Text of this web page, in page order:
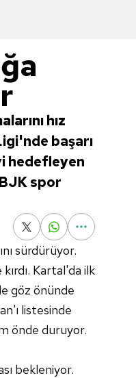
hız
başarı
hedefleyen
spor
sürdürüyor.
Kartal'da ilk
göz önünde
listesinde
önde duruyor.
bekleniyor.